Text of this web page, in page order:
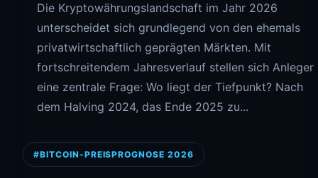
Die Kryptowährungslandschaft im Jahr 2026
unterscheidet sich grundlegend von den ehemals
privatwirtschaftlich geprägten Märkten. Mit
fortschreitendem Jahresverlauf stellen sich Anleger
eine zentrale Frage: Wo liegt der Tiefpunkt? Nach
dem Halving 2024, das Ende 2025 zu...
#BITCOIN-PREISPROGNOSE 2026